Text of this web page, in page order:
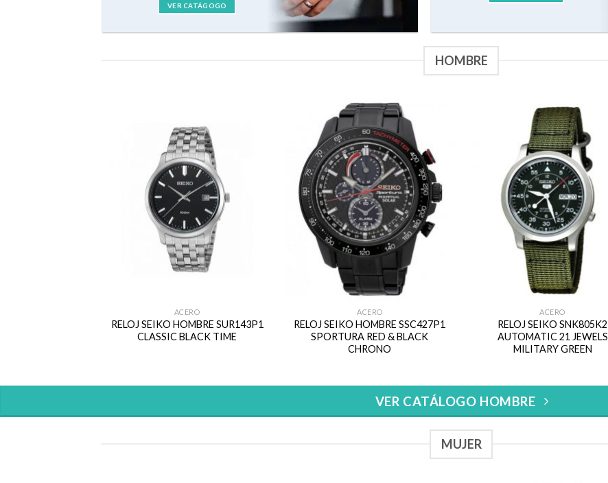
VER CATÁGOGO
HOMBRE
ACERO
RELOJ SEIKO HOMBRE SUR143P1
CLASSIC BLACK TIME
ACERO
RELOJ SEIKO HOMBRE SSC427P1
SPORTURA RED & BLACK
CHRONO
ACERO
RELOJ SEIKO SNK805K2
AUTOMATIC 21 JEWELS
MILITARY GREEN
VER CATÁLOGO HOMBRE
MUJER